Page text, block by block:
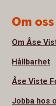
Om oss
Om Åse
Hållbarhet
Åse Viste
Jobba hos